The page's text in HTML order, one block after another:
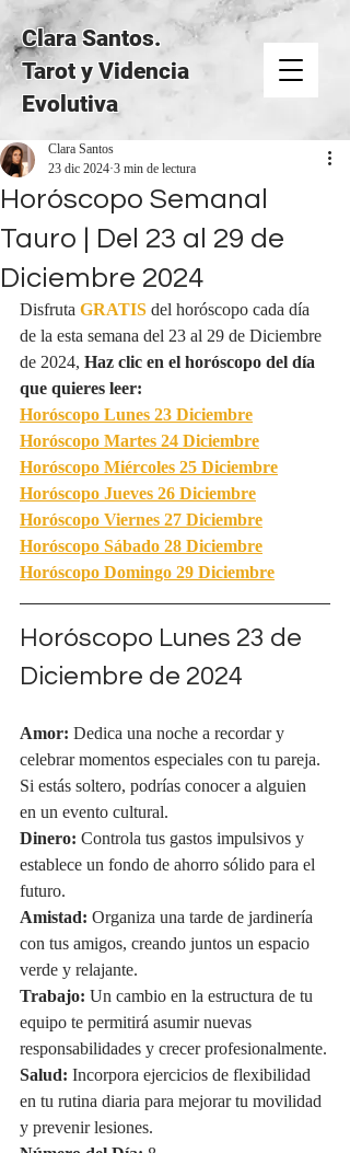
Clara Santos.
Tarot y Videncia
Evolutiva
Horóscopo Semanal
Tauro | Del 23 al 29 de
Diciembre 2024
Clara Santos
23 dic 20243 min de lectura
Disfruta GRATISdel horóscopo cada día
de la esta semana del 23 al 29 de Diciembre
de 2024, Haz clic en el horóscopo del día
que quieres leer:
Horóscopo Lunes 23 Diciembre
Horóscopo Martes 24 Diciembre
Horóscopo Miércoles 25 Diciembre
Horóscopo Jueves 26 Diciembre
Horóscopo Viernes 27 Diciembre
Horóscopo Sábado 28 Diciembre
Horóscopo Domingo 29 Diciembre
Horóscopo Lunes 23 de
Diciembre de 2024
Amor: Dedica una noche a recordar y
celebrar momentos especiales con tu pareja.
Si estás soltero, podrías conocer a alguien
en un evento cultural.
Dinero: Controla tus gastos impulsivos y
establece un fondo de ahorro sólido para el
futuro.
Amistad: Organiza una tarde de jardinería
con tus amigos, creando juntos un espacio
verde y relajante.
Trabajo: Un cambio en la estructura de tu
equipo te permitirá asumir nuevas
responsabilidades y crecer profesionalmente.
Salud: Incorpora ejercicios de flexibilidad
en tu rutina diaria para mejorar tu movilidad
y prevenir lesiones.